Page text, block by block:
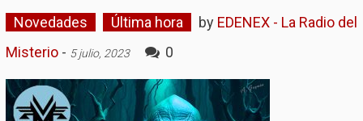
Novedades Última hora by EDENEX - La Radio del
Misterio- 5 julio, 2023 0